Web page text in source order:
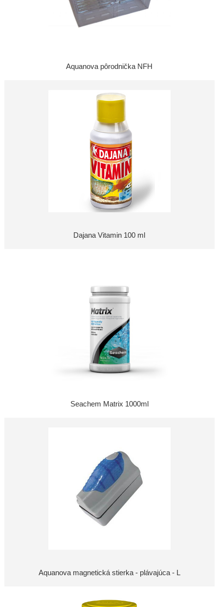
Aquanova pôrodnička NFH
Dajana Vitamin 100 ml
Seachem Matrix 1000ml
Aquanova magnetická stierka - plávajúca - L